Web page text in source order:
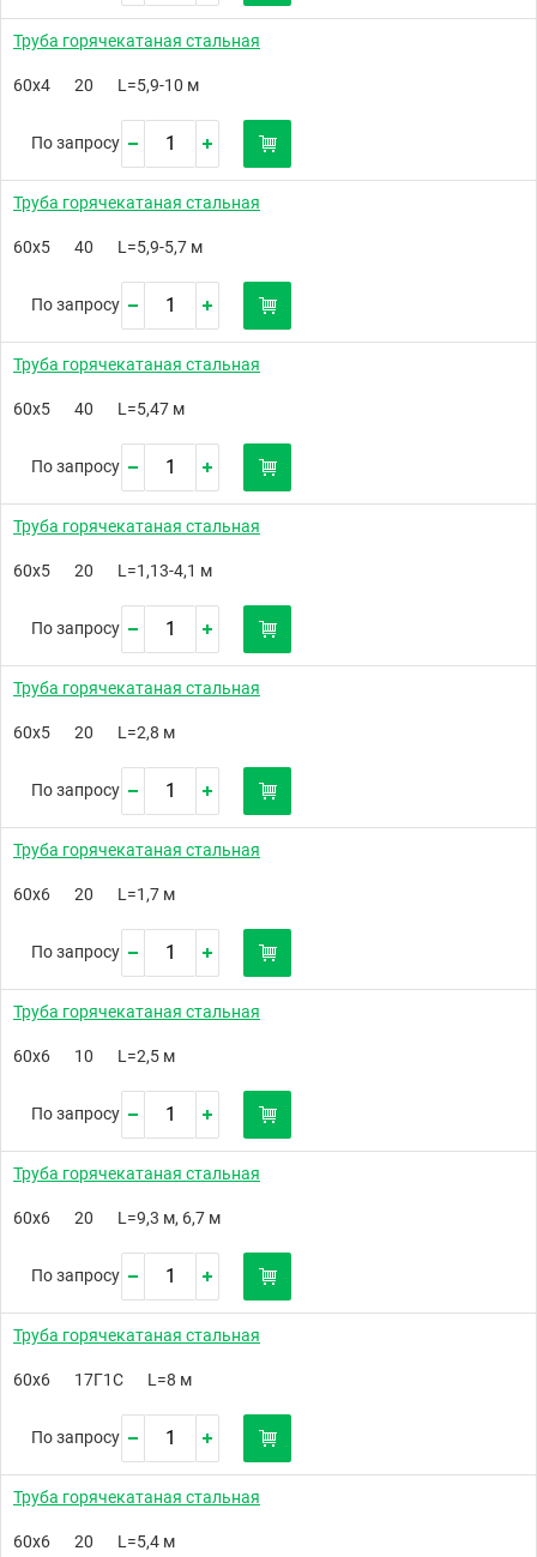
Труба горячекатаная стальная
60х4 20 L=5,9-10 м
По запросу
Труба горячекатаная стальная
60х5 40 L=5,9-5,7 м
По запросу
Труба горячекатаная стальная
60х5 40 L=5,47 м
По запросу
Труба горячекатаная стальная
60х5 20 L=1,13-4,1 м
По запросу
Труба горячекатаная стальная
60х5 20 L=2,8 м
По запросу
Труба горячекатаная стальная
60х6 20 L=1,7 м
По запросу
Труба горячекатаная стальная
60х6 10 L=2,5 м
По запросу
Труба горячекатаная стальная
60х6 20 L=9,3 м, 6,7 м
По запросу
Труба горячекатаная стальная
60х6 17Г1С L=8 м
По запросу
Труба горячекатаная стальная
60х6 20 L=5,4 м